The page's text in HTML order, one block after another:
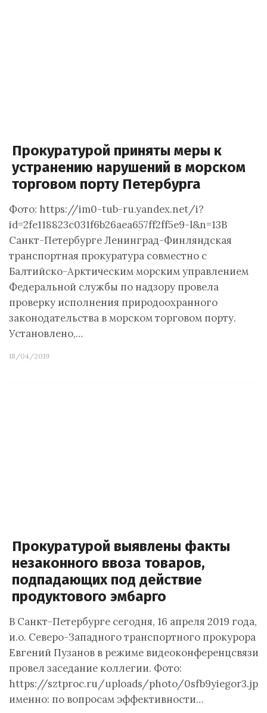
Прокуратурой приняты меры к
устранению нарушений в морском
торговом порту Петербурга
Фото: https://im0-tub-ru.yandex.net/i?
id=2fe118823c031f6b26aea657ff2ff5e9-l&n=13В
Санкт-Петербурге Ленинград-Финляндская
транспортная прокуратура совместно с
Балтийско-Арктическим морским управлением
Федеральной службы по надзору провела
проверку исполнения природоохранного
законодательства в морском торговом порту.
Установлено,…
18/04/2019
Прокуратурой выявлены факты
незаконного ввоза товаров,
подпадающих под действие
продуктового эмбарго
В Санкт-Петербурге сегодня, 16 апреля 2019 года,
и.о. Северо-Западного транспортного прокурора
Евгений Пузанов в режиме видеоконференцсвязи
провел заседание коллегии. Фото:
https://sztproc.ru/uploads/photo/
именно: по вопросам эффективности…